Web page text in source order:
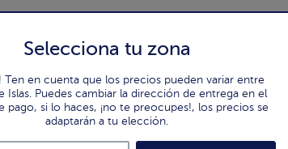
Selecciona tu zona
Ten en cuenta que los precios pueden variar entre
Islas. Puedes cambiar la dirección de entrega en el
pago, si lo haces, ¡no te preocupes!, los precios se
adaptarán a tu elección.